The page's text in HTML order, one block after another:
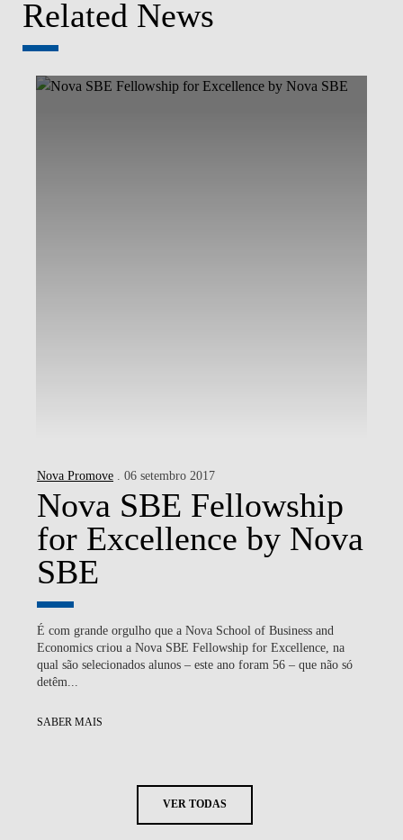
Related News
Nova Promove . 06 setembro 2017
Nova SBE Fellowship
for Excellence by Nova
SBE
É com grande orgulho que a Nova School of Business and
Economics criou a Nova SBE Fellowship for Excellence, na
qual são selecionados alunos – este ano foram 56 – que não só
detêm...
SABER MAIS
VER TODAS